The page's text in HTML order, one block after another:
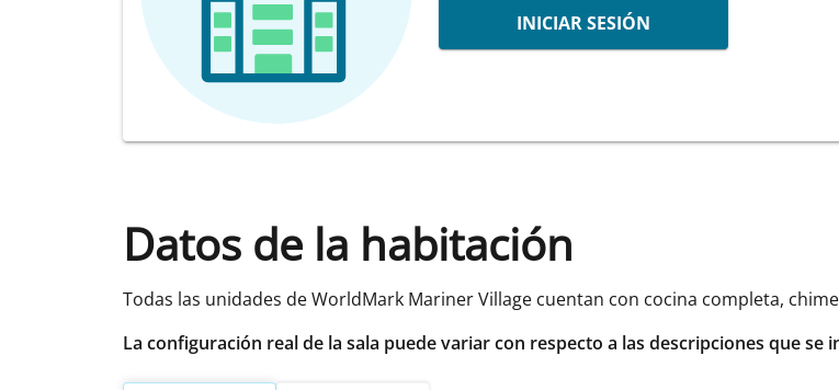
INICIAR SESIÓN
Datos de la habitación
Todas las unidades de WorldMark Mariner Village cuentan con cocina completa,
La configuración real de la sala puede variar con respecto a las descripciones que se